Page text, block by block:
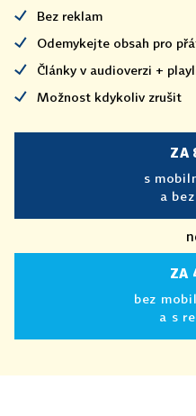
Bez reklam
Odemykejte obsah pro
Články v audioverzi +
Možnost kdykoliv zrušit
ZA
s
a
ZA
bez
a s